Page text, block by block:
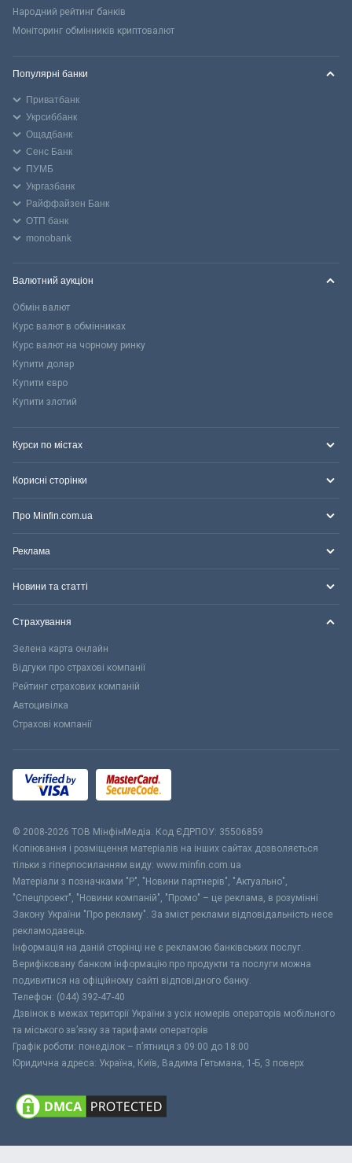
Народний рейтинг банків
Моніторинг обмінників криптовалют
Популярні банки
Приватбанк
Укрсиббанк
Ощадбанк
Сенс Банк
ПУМБ
Укргазбанк
Райффайзен Банк
ОТП банк
monobank
Валютний аукціон
Обмін валют
Курс валют в обмінниках
Курс валют на чорному ринку
Купити долар
Купити євро
Купити злотий
Курси по містах
Корисні сторінки
Про Minfin.com.ua
Реклама
Новини та статті
Страхування
Зелена карта онлайн
Відгуки про страхові компанії
Рейтинг страхових компаній
Автоцивілка
Страхові компанії
© 2008-2026 ТОВ МiнфiнМедiа. Код ЄДРПОУ: 35506859
Копіювання і розміщення матеріалів на інших сайтах дозволяється
тільки з гіперпосиланням виду: www.minfin.com.ua
Матеріали з позначками "Р", "Новини партнерів", "Актуально",
"Спецпроект", "Новини компаній", "Промо" – це реклама, в розумінні
Закону України "Про рекламу". За зміст реклами відповідальність несе
рекламодавець.
Інформація на даній сторінці не є рекламою банківських послуг.
Верифіковану банком інформацію про продукти та послуги можна
подивитися на офіційному сайті відповідного банку.
Телефон: (044) 392-47-40
Дзвінок в межах території України з усіх номерів операторів мобільного
та міського зв’язку за тарифами операторів
Графік роботи: понеділок – п’ятниця з 09:00 до 18:00
Юридична адреса: Україна, Київ, Вадима Гетьмана, 1-Б, 3 поверх